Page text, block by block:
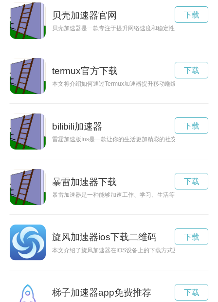
贝壳加速器官网
贝壳加速器是一款专注于提升网络速度和稳定性的软件工具，
下载
termux官方下载
本文将介绍如何通过Termux加速器提升移动端编程效率，让您
下载
bilibili加速器
雷霆加速版Ins是一款让你的生活更加精彩的社交媒体应用程序
下载
暴雷加速器下载
暴雷加速器是一种能够加速工作、学习、生活等方面效率的工
下载
旋风加速器ios下载二维码
本文介绍了旋风加速器在IOS设备上的下载方式及官方网站地址
下载
梯子加速器app免费推荐 下载